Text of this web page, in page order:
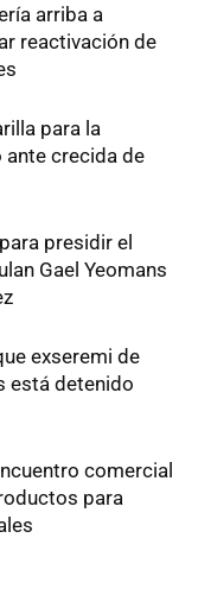
arriba a
reactivación de
para la
ante crecida de
presidir el
Gael Yeomans
exseremi de
está detenido
comercial
para